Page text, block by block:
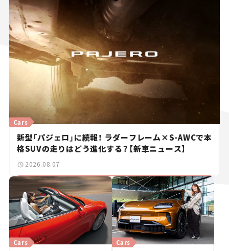
新型「パジェロ」に続報！ ラダーフレーム×S-AWCで本
格SUVの走りはどう進化する？【新車ニュース】
Cars
2026.08.07
Cars Cars